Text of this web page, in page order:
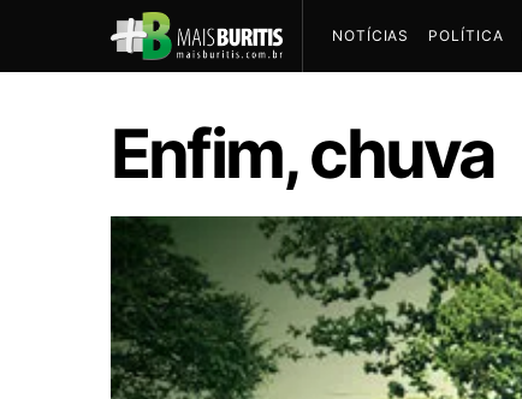
NOTÍCIAS POLÍTICA
Enfim, chuva